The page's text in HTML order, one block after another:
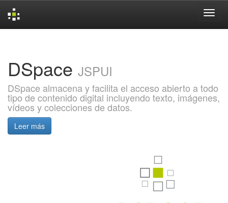
DSpace JSPUI
DSpace almacena y facilita el acceso abierto a todo
tipo de contenido digital incluyendo texto, imágenes,
vídeos y colecciones de datos.
Leer más